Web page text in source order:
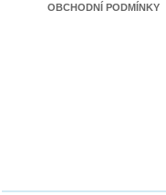
OBCHODNÍ PODMÍNKY